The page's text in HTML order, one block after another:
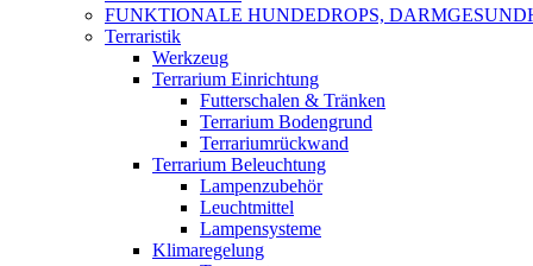
FUNKTIONALE HUNDEDROPS,
Terraristik
Werkzeug
Terrarium Einrichtung
Futterschalen & Tränken
Terrarium Bodengrund
Terrariumrückwand
Terrarium Beleuchtung
Lampenzubehör
Leuchtmittel
Lampensysteme
Klimaregelung